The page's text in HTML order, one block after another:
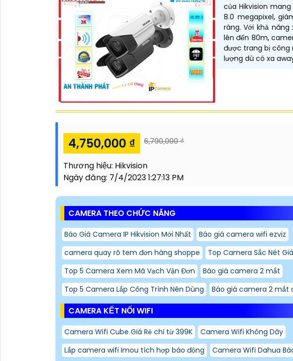
của Hikvision
8.0 megapixel,
ràng. Với khả
lên đến 80m,
được trang bị công
lượng dù có xa
4,750,000 ₫ 6,790,000 ₫
Thương hiệu: Hikvision
Ngày đăng: 7/4/2023 1:27:13 PM
CAMERA THEO CHỨC NĂNG
Báo Giá Camera IP Hikvision Mới Nhất
Báo giá camera wifi ezviz
camera quay rõ tem đơn hàng shoppe
Top Camera Sắc Nét
Top 5 Camera Xem Mã Vạch Vận Đơn
Báo giá camera 2 mắt
Top 5 Camera Lắp Công Trình Nên Dùng
Báo giá camera 2 mắt
CAMERA KẾT NỐI WIFI
Camera Wifi Cube Giá Rẻ chỉ từ 399K
Camera Wifi Không Dây
Lắp camera wifi Imou tích hợp báo động
Camera Wifi Dahua